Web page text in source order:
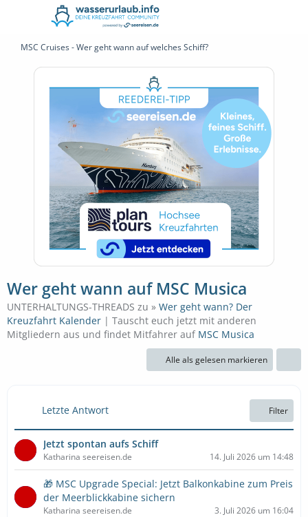
MSC Cruises - Wer geht wann auf welches Schiff?
Wer geht wann auf MSC Musica
UNTERHALTUNGS-THREADS zu » Wer geht wann? Der
Kreuzfahrt Kalender | Tauscht euch jetzt mit anderen
Mitgliedern aus und findet Mitfahrer auf MSC Musica
Alle als gelesen markieren
Letzte Antwort Filter
Jetzt spontan aufs Schiff
Katharina seereisen.de 14. Juli 2026 um 14:48
🎁 MSC Upgrade Special: Jetzt Balkonkabine zum Preis
der Meerblickkabine sichern
Katharina seereisen.de 3. Juli 2026 um 16:04